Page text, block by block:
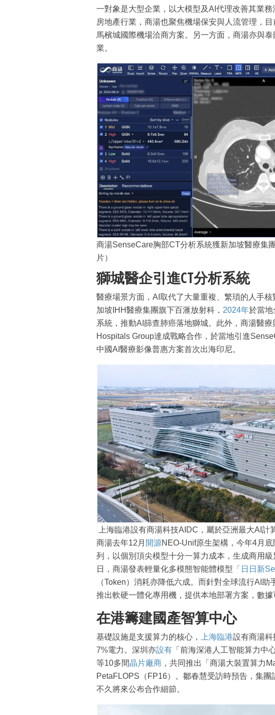
一對象是大型企業，以大模型及AI代理改善其業
房地產行業，商湯也聚焦機場保安與人流管理，
馬檳城國際機場洽商方案。另一方面，商湯亦與
業。
商湯SenseCare胸部CT分析系統獲新加坡醫療集
片）
獅城醫企引進CT分析系統
醫療場景方面，AI取代了大量重複、繁瑣的人手
加坡IHH醫療集團旗下百滙放射科， 2024年於當地
系統，推動AI篩查肺癌落地獅城。此外，商湯醫
Hospitals Group達成戰略合作，於當地引進
中國AI醫療影像普惠方案首次出海印尼。
上海臨港設有商湯科技AIDC，屬於亞洲最大AI計
商湯去年12月 開源NEO-Unif原生架構，今年4月底
列，以個別頂尖模型十分一算力成本，生成商用
日，商湯發表輕量化多模態智能體模型 「日日新
（Token）消耗亦降低六成。而針對全球流行AI
推出軟硬一體化專用機，提供本地部署方案，數據
在港籌建國產智算中心
基礎設施是支援算力的核心， 上海臨港設有商湯科
7%電力。深圳亦設有 「前海深港人工智能算力中
等10多間晶片廠商 ，共同推出「商湯大裝置算力
PetaFLOPS（FP16）。鄒春慧受訪時預告，集團
不久將來公布合作細節。